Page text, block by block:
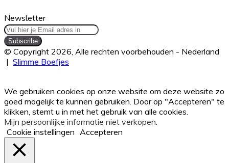
Newsletter
Vul
hier
je
Email
adres
© Copyright 2026, Alle rechten voorbehouden - Nederland
| Slimme Boefjes
top
button
We gebruiken cookies op onze website om deze website zo
goed mogelijk te kunnen gebruiken. Door op "Accepteren" te
klikken, stemt u in met het gebruik van alle cookies.
Mijn persoonlijke informatie niet verkopen.
Cookie instellingen Accepteren